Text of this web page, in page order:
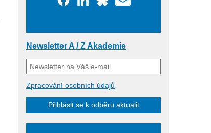
Newsletter A / Z Akademie
Zpracování osobních údajů
Přihlásit se k odběru aktualit